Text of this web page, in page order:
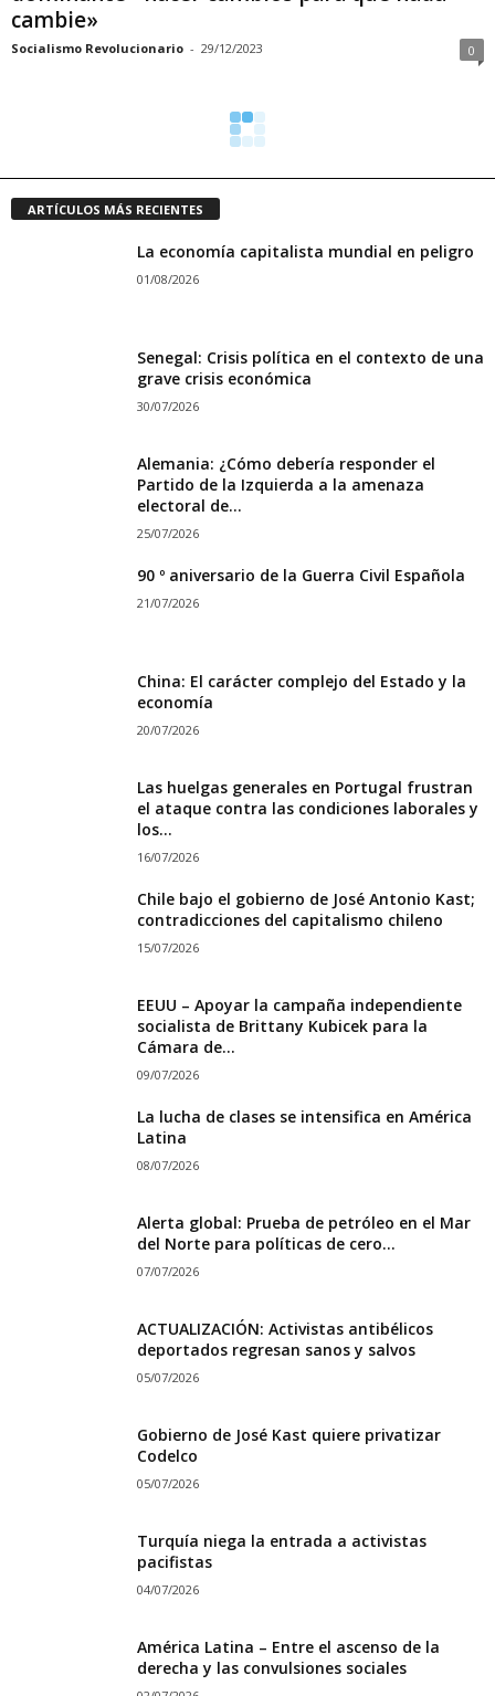
cambie»
Socialismo Revolucionario - 29/12/2023 0
ARTÍCULOS MÁS RECIENTES
La economía capitalista mundial en peligro
01/08/2026
Senegal: Crisis política en el contexto de una
grave crisis económica
30/07/2026
Alemania: ¿Cómo debería responder el
Partido de la Izquierda a la amenaza
electoral de...
25/07/2026
90 º aniversario de la Guerra Civil Española
21/07/2026
China: El carácter complejo del Estado y la
economía
20/07/2026
Las huelgas generales en Portugal frustran
el ataque contra las condiciones laborales y
los...
16/07/2026
Chile bajo el gobierno de José Antonio Kast;
contradicciones del capitalismo chileno
15/07/2026
EEUU – Apoyar la campaña independiente
socialista de Brittany Kubicek para la
Cámara de...
09/07/2026
La lucha de clases se intensifica en América
Latina
08/07/2026
Alerta global: Prueba de petróleo en el Mar
del Norte para políticas de cero...
07/07/2026
ACTUALIZACIÓN: Activistas antibélicos
deportados regresan sanos y salvos
05/07/2026
Gobierno de José Kast quiere privatizar
Codelco
05/07/2026
Turquía niega la entrada a activistas
pacifistas
04/07/2026
América Latina – Entre el ascenso de la
derecha y las convulsiones sociales